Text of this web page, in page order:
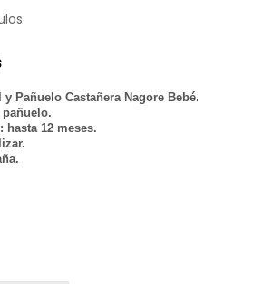
y Pañuelo Castañera Nagore Bebé.
pañuelo.
hasta 12 meses.